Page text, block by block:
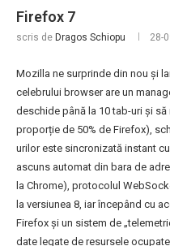
Firefox 7
scris de Dragos Schiopu 28-
Mozilla ne surprinde din nou și
celebrului browser are un
deschide până la 10 tab-uri și
proporție de 50% de Firefox),
urilor este sincronizată instant
ascuns automat din bara de
la Chrome), protocolul
la versiunea 8, iar începând cu
Firefox și un sistem de
date legate de resursele